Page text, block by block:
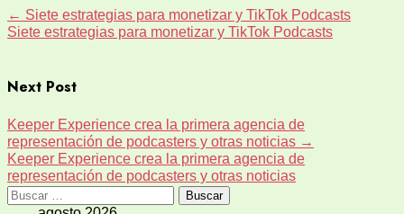
← Siete estrategias para monetizar y TikTok Podcasts
Siete estrategias para monetizar y TikTok Podcasts
Next Post
Keeper Experience crea la primera agencia de
representación de podcasters y otras noticias →
Keeper Experience crea la primera agencia de
representación de podcasters y otras noticias
Buscar: